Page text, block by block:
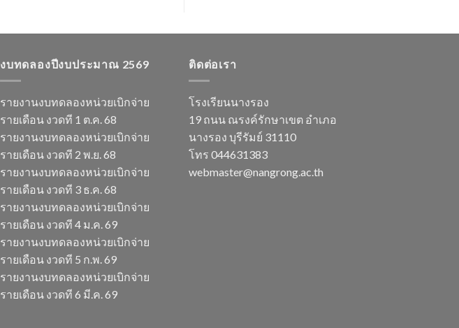
งบทดลองปีงบประมาณ 2569
รายงานงบทดลองหน่วยเบิกจ่าย
รายเดือน งวดที 1 ต.ค. 68
รายงานงบทดลองหน่วยเบิกจ่าย
รายเดือน งวดที 2 พ.ย. 68
รายงานงบทดลองหน่วยเบิกจ่าย
รายเดือน งวดที 3 ธ.ค. 68
รายงานงบทดลองหน่วยเบิกจ่าย
รายเดือน งวดที 4 ม.ค. 69
รายงานงบทดลองหน่วยเบิกจ่าย
รายเดือน งวดที 5 ก.พ. 69
รายงานงบทดลองหน่วยเบิกจ่าย
รายเดือน งวดที 6 มี.ค. 69
ติดต่อเรา
โรงเรียนนางรอง
19 ถนน ณรงค์รักษาเขต อำเภอ
นางรอง บุรีรัมย์ 31110
โทร 044631383
webmaster@nangrong.ac.th